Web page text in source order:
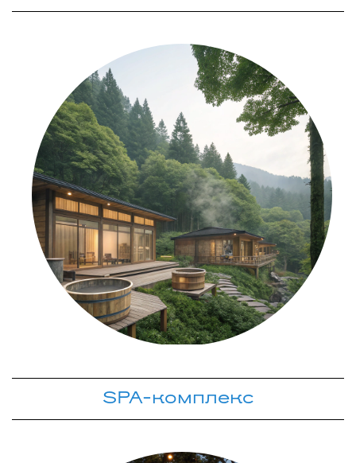
SPA-комплекс